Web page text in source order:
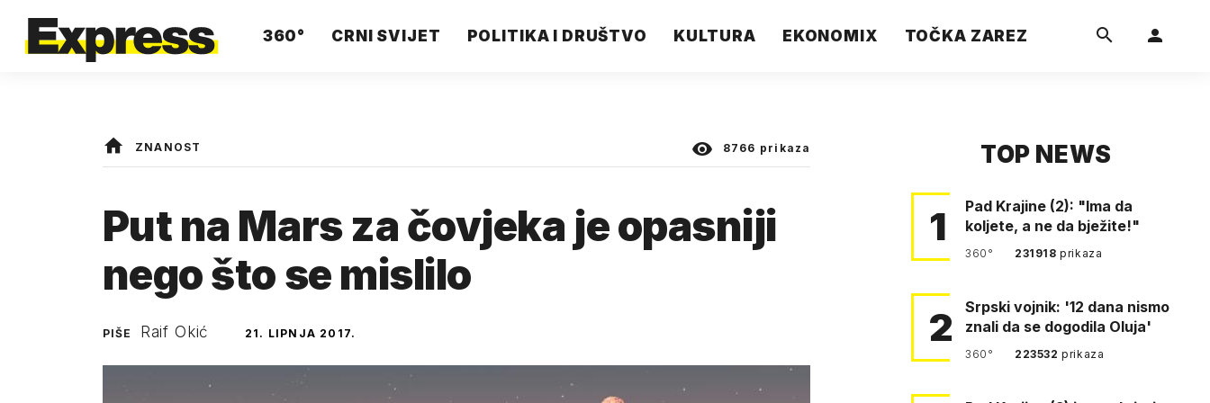
360° CRNI SVIJET POLITIKA I DRUŠTVO KULTURA EKONOMIX TOČKA ZAREZ
ZNANOST 8766 prikaza
Put na Mars za čovjeka je opasniji
nego što se mislilo
PIŠE Raif Okić 21. LIPNJA 2017.
TOP NEWS
1
Pad Krajine (2): "Ima da
koljete, a ne da bježite!"
360° 231918prikaza
2
Srpski vojnik: '12 dana nismo
znali da se dogodila Oluja'
360° 223532prikaza